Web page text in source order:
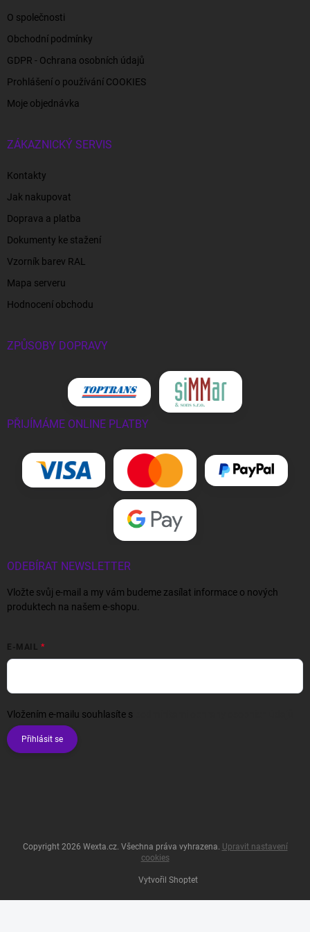
O společnosti
Obchodní podmínky
GDPR - Ochrana osobních údajů
Prohlášení o používání COOKIES
Moje objednávka
ZÁKAZNICKÝ SERVIS
Kontakty
Jak nakupovat
Doprava a platba
Dokumenty ke stažení
Vzorník barev RAL
Mapa serveru
Hodnocení obchodu
ZPŮSOBY DOPRAVY
PŘIJÍMÁME ONLINE PLATBY
ODEBÍRAT NEWSLETTER
Vložte svůj e-mail a my vám budeme zasílat informace o nových
produktech na našem e-shopu.
E-MAIL
Vložením e-mailu souhlasíte s
Přihlásit se
Vytvořil Shoptet
Copyright 2026 Wexta.cz. Všechna práva vyhrazena. Upravit nastavení
cookies